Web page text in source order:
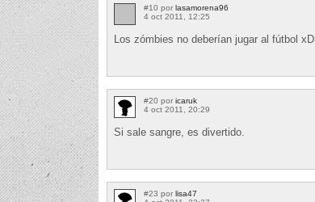
#10 por lasamorena96
4 oct 2011, 12:25
Los zómbies no deberían jugar al fútbol xD
#20 por icaruk
4 oct 2011, 20:29
Si sale sangre, es divertido.
#23 por lisa47